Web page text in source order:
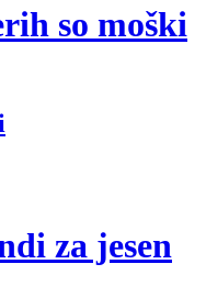
so moški
za jesen